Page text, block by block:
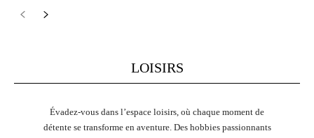
LOISIRS
Évadez-vous dans l’espace loisirs, où chaque moment de
détente se transforme en aventure. Des hobbies passionnants